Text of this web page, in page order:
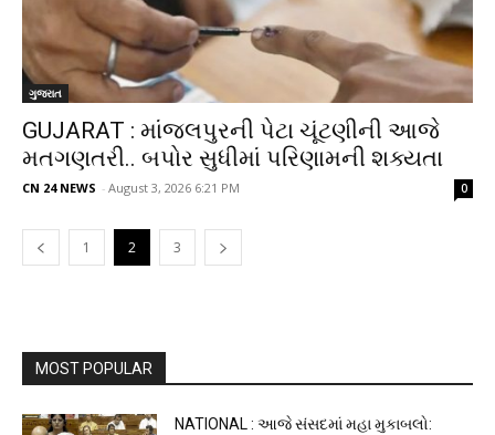
ગુજરાત
GUJARAT : માંજલપુરની પેટા ચૂંટણીની આજે
મતગણતરી.. બપોર સુધીમાં પરિણામની શક્યતા
CN 24 NEWS - August 3, 2026 6:21 PM 0
1 2 3
MOST POPULAR
NATIONAL : આજે સંસદમાં મહા મુકાબલો: